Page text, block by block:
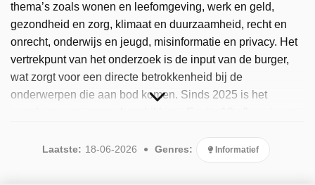
thema’s zoals wonen en leefomgeving, werk en geld,
gezondheid en zorg, klimaat en duurzaamheid, recht en
onrecht, onderwijs en jeugd, misinformatie en privacy. Het
vertrekpunt van het onderzoek is de input van de burger,
wat zorgt voor een directe betrokkenheid bij de
onderwerpen die aan bod komen. Sinds 2025 is het
Laatste: 18-06-2026 Genres: Informatief